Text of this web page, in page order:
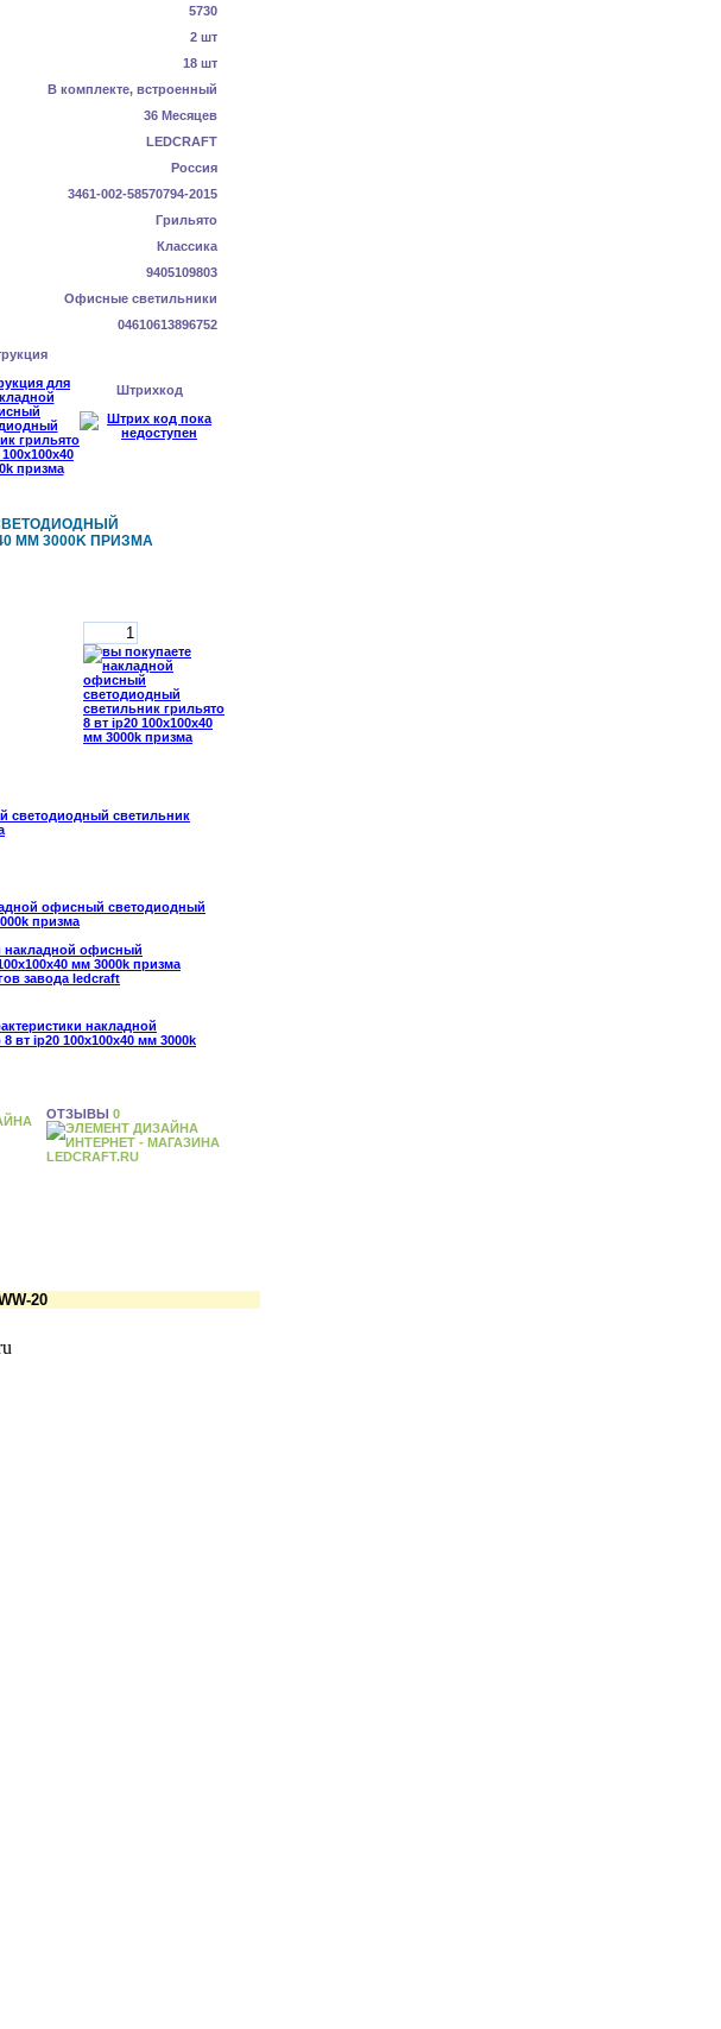
5730
2 шт
18 шт
В комплекте, встроенный
36 Месяцев
LEDCRAFT
Россия
3461-002-58570794-2015
Грильято
Классика
9405109803
Офисные светильники
04610613896752
Штрихкод
ММ 3000K ПРИЗМА
ОТЗЫВЫ 0
20